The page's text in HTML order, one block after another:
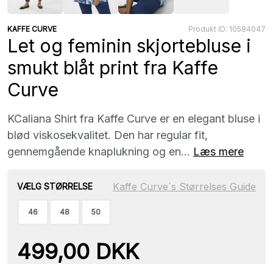
KAFFE CURVE Produkt ID: 10584047
Let og feminin skjortebluse i
smukt blåt print fra Kaffe
Curve
KCaliana Shirt fra Kaffe Curve er en elegant bluse i
blød viskosekvalitet. Den har regular fit,
gennemgående knaplukning og en... Læs mere
VÆLG STØRRELSE Kaffe Curve´s Størrelses Guide
46 48 50
499,00 DKK